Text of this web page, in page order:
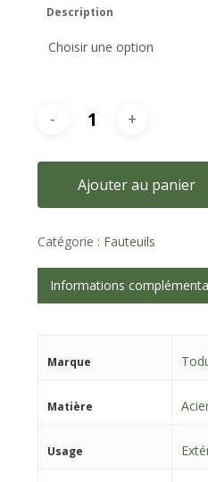
Description
Ajouter au panier
Catégorie : Fauteuils
Informations
Marque
Matière
Usage